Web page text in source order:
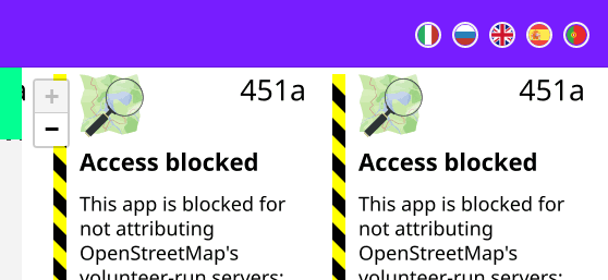
+
−